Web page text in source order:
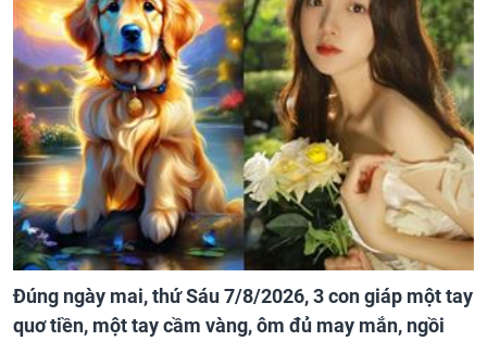
Đúng ngày mai, thứ Sáu 7/8/2026, 3 con giáp một tay
quơ tiền, một tay cầm vàng, ôm đủ may mắn, ngồi